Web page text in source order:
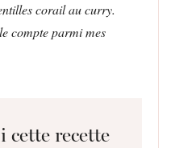
corail au curry.
compte parmi mes
cette recette